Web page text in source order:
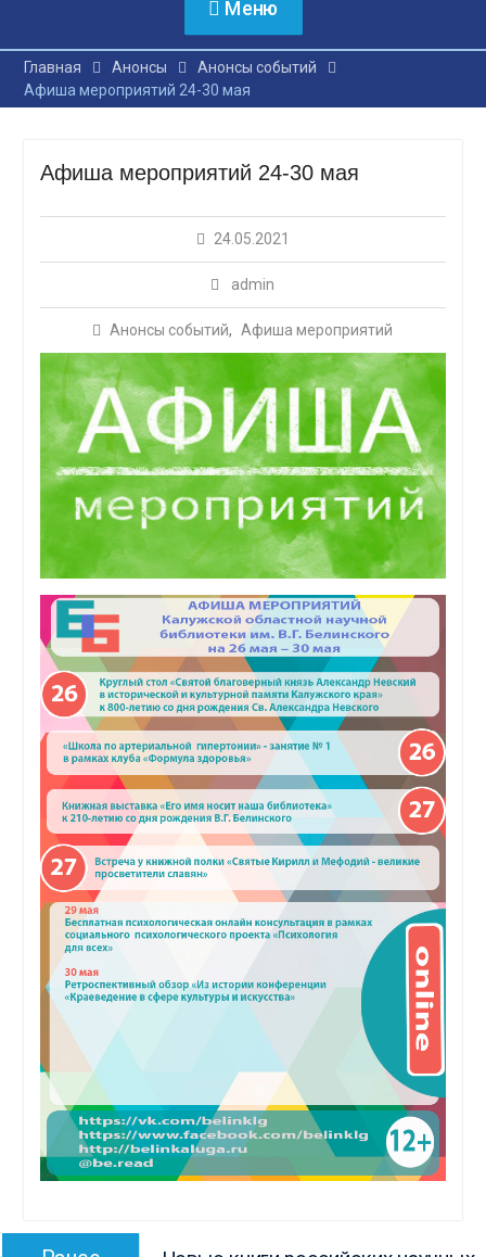
Меню
Главная Анонсы
Анонсы событий
Афиша мероприятий 24-30 мая
Афиша мероприятий 24-30 мая
24.05.2021
admin
Анонсы событий, Афиша мероприятий
Навигация